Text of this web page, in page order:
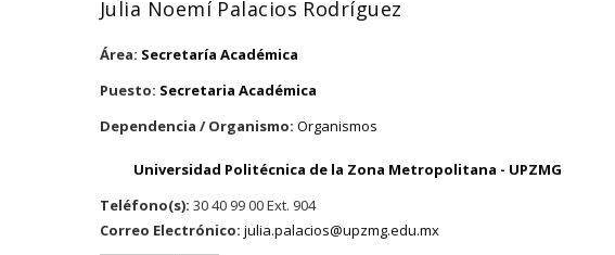
Julia Noemí Palacios Rodríguez
Área: Secretaría Académica
Puesto: Secretaria Académica
Dependencia / Organismo: Organismos
Universidad Politécnica de la Zona Metropolitana - UPZMG
Teléfono(s): 30 40 99 00 Ext. 904
Correo Electrónico: julia.palacios@upzmg.edu.mx